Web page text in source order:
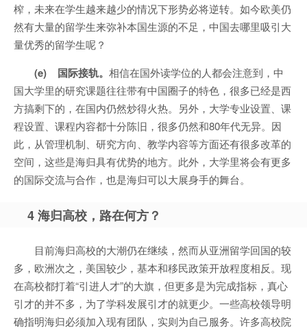
榨，未来在学生越来越少的情况下形势必将逆转。如今欧美仍
然有大量的留学生来弥补本国生源的不足，中国去哪里吸引大
量优秀的留学生呢？
(e) 国际接轨。 相信在国外读学位的人都会注意到，中
国大学里的研究课题往往带有中国圈子的特色，很多已经是西
方搞剩下的，在国内仍然炒得火热。另外，大学专业设置、课
程设置、课程内容都十分陈旧，很多仍然和80年代无异。因
此，从管理机制、研究方向、教学内容等方面还有很多改革的
空间，这些是海归具有优势的地方。此外，大学里将会有更多
的国际交流与合作，也是海归可以大展身手的舞台。
4 海归高校，路在何方？
目前海归高校的大潮仍在继续，然而从亚洲留学回国的较
多，欧洲次之，美国较少，基本和移民政策开放程度相反。现
在高校都打着“引进人才”的大旗，但更多是为完成指标，真心
引才的并不多，为了学科发展引才的就更少。一些高校领导明
确指明海归必须加入现有团队，实则为自己服务。许多高校院